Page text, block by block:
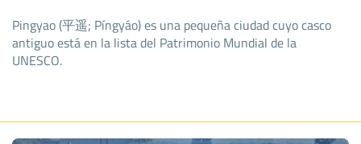
Pingyao (平遥; Píngyáo) es una pequeña ciudad cuyo casco
antiguo está en la lista del Patrimonio Mundial de la
UNESCO.